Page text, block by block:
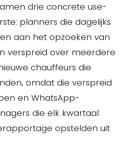
drie concrete use-
planners die dagelijks
aan het opzoeken van
verspreid over meerdere
chauffeurs die
omdat die verspreid
en WhatsApp-
die elk kwartaal
opstelden uit